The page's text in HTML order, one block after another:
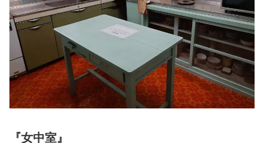
『女中室』